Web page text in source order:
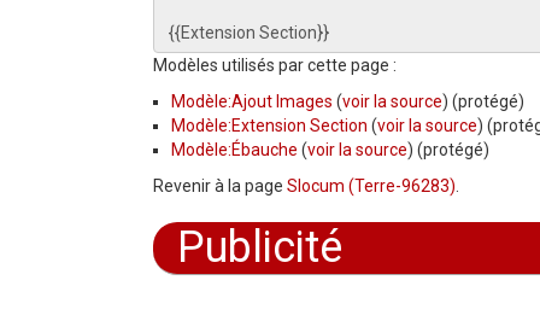
Modèles utilisés par cette page :
Modèle:Ajout Images (voir la source) (protégé)
Modèle:Extension Section (voir la source)
Modèle:Ébauche (voir la source) (protégé)
Revenir à la page Slocum (Terre-96283)
Publicité